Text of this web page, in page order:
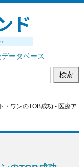
ータベース
・ワンのTOB成功 - 医療ア